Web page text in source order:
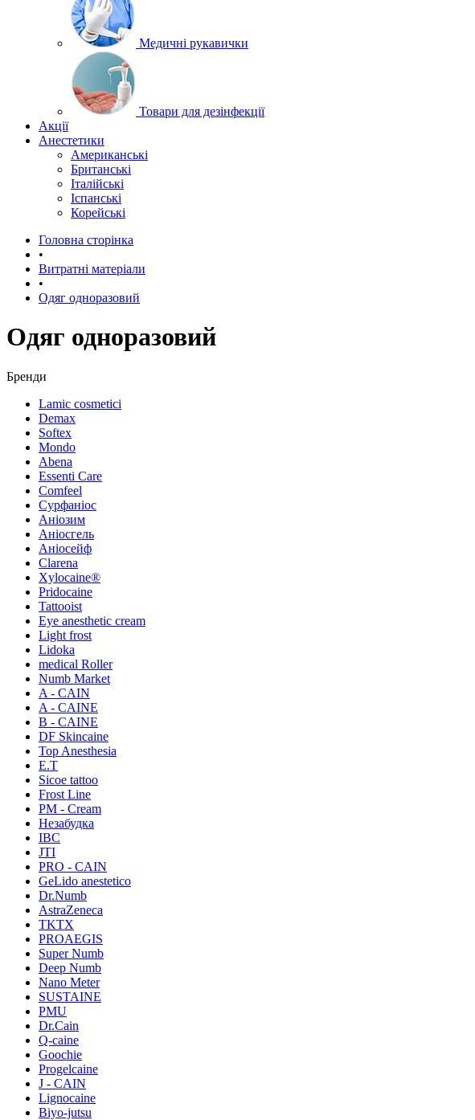
Медичні рукавички
Товари для дезінфекції
Акції
Анестетики
Американські
Британські
Італійські
Іспанські
Корейські
Головна сторінка
•
Витратні матеріали
•
Одяг одноразовий
Одяг одноразовий
Бренди
Lamic cosmetici
Demax
Softex
Mondo
Abena
Essenti Care
Comfeel
Сурфаніос
Аніозим
Аніосгель
Аніосейф
Clarena
Xylocaine®
Pridocaine
Tattooist
Eye anesthetic cream
Light frost
Lidoka
medical Roller
Numb Market
A - CAIN
A - CAINE
B - CAINE
DF Skincaine
Top Anesthesia
E.T
Sicoe tattoo
Frost Line
PM - Cream
Незабудка
IBC
JTI
PRO - CAIN
GeLido anestetico
Dr.Numb
AstraZeneca
TKTX
PROAEGIS
Super Numb
Deep Numb
Nano Meter
SUSTAINE
PMU
Dr.Cain
Q-caine
Goochie
Progelcaine
J - CAIN
Lignocaine
Biyo-jutsu